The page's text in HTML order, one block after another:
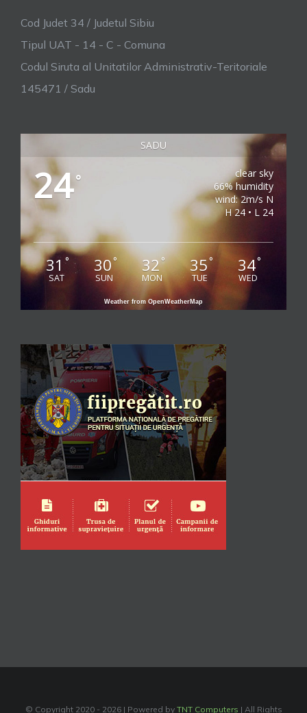
Cod Judet 34 / Judetul Sibiu
Tipul UAT - 14 - C - Comuna
Codul Siruta al Unitatilor Administrativ-Teritoriale
145471 / Sadu
SADU
24°
clear sky
66% humidity
wind: 2m/s N
H 24 • L 24
31 °
SAT
30°
SUN
32°
MON
35°
TUE
34°
WED
Weather from OpenWeatherMap
© Copyright 2020 - 2026 | Powered by TNT Computers | All Rights